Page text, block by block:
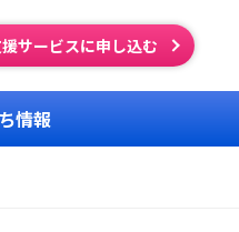
サービスに申し込む
情報